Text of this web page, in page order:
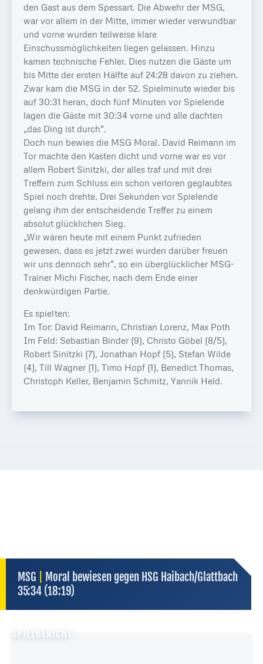
den Gast aus dem Spessart. Die Abwehr der MSG,
war vor allem in der Mitte, immer wieder verwundbar
und vorne wurden teilweise klare
Einschussmöglichkeiten liegen gelassen. Hinzu
kamen technische Fehler. Dies nutzen die Gäste um
bis Mitte der ersten Hälfte auf 24:28 davon zu ziehen.
Zwar kam die MSG in der 52. Spielminute wieder bis
auf 30:31 heran, doch fünf Minuten vor Spielende
lagen die Gäste mit 30:34 vorne und alle dachten
„das Ding ist durch“.
Doch nun bewies die MSG Moral. David Reimann im
Tor machte den Kasten dicht und vorne war es vor
allem Robert Sinitzki, der alles traf und mit drei
Treffern zum Schluss ein schon verloren geglaubtes
Spiel noch drehte. Drei Sekunden vor Spielende
gelang ihm der entscheidende Treffer zu einem
absolut glücklichen Sieg.
„Wir wären heute mit einem Punkt zufrieden
gewesen, dass es jetzt zwei wurden darüber freuen
wir uns dennoch sehr“, so ein überglücklicher MSG-
Trainer Michi Fischer, nach dem Ende einer
denkwürdigen Partie.
Es spielten:
Im Tor: David Reimann, Christian Lorenz, Max Poth
Im Feld: Sebastian Binder (9), Christo Göbel (8/5),
Robert Sinitzki (7), Jonathan Hopf (5), Stefan Wilde
(4), Till Wagner (1), Timo Hopf (1), Benedict Thomas,
Christoph Keller, Benjamin Schmitz, Yannik Held.
MSG
Moral bewiesen gegen HSG Haibach/Glattbach
35:34 (18:19)
SPIELBERICHT
kein heimlicher Datenaustausch sonst wohin